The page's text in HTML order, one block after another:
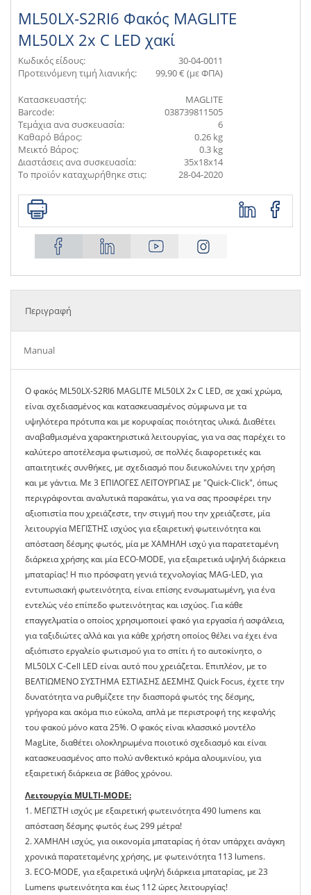
ML50LX-S2RI6 Φακός MAGLITE
ML50LX 2x C LED χακί
Κωδικός είδους:
30-04-0011
Προτεινόμενη τιμή λιανικής:
99,90 € (με ΦΠΑ)
Κατασκευαστής:
MAGLITE
Barcode:
038739811505
Τεμάχια ανα συσκευασία:
6
Καθαρό Βάρος:
0.26 kg
Μεικτό Βάρος:
0.3 kg
Διαστάσεις ανα συσκευασία:
35x18x14
Το προϊόν καταχωρήθηκε στις:
28-04-2020
Περιγραφή
Manual
O φακός ML50LX-S2RI6 MAGLITE ML50LX 2x C LED, σε χακί χρώμα,
είναι σχεδιασμένος και κατασκευασμένος σύμφωνα με τα
υψηλότερα πρότυπα και με κορυφαίας ποιότητας υλικά. Διαθέτει
αναβαθμισμένα χαρακτηριστικά λειτουργίας, για να σας παρέχει το
καλύτερο αποτέλεσμα φωτισμού, σε πολλές διαφορετικές και
απαιτητικές συνθήκες, με σχεδιασμό που διευκολύνει την χρήση
και με γάντια. Με 3 ΕΠΙΛΟΓΕΣ ΛΕΙΤΟΥΡΓΙΑΣ με "Quick-Click", όπως
περιγράφονται αναλυτικά παρακάτω, για να σας προσφέρει την
αξιοπιστία που χρειάζεστε, την στιγμή που την χρειάζεστε, μία
λειτουργία ΜΕΓΙΣΤΗΣ ισχύος για εξαιρετική φωτεινότητα και
απόσταση δέσμης φωτός, μία με ΧΑΜΗΛΗ ισχύ για παρατεταμένη
διάρκεια χρήσης και μία ECO-MODE, για εξαιρετικά υψηλή διάρκεια
μπαταρίας! Η πιο πρόσφατη γενιά τεχνολογίας MAG-LED, για
εντυπωσιακή φωτεινότητα, είναι επίσης ενσωματωμένη, για ένα
εντελώς νέο επίπεδο φωτεινότητας και ισχύος. Για κάθε
επαγγελματία ο οποίος χρησιμοποιεί φακό για εργασία ή ασφάλεια,
για ταξιδιώτες αλλά και για κάθε χρήστη οποίος θέλει να έχει ένα
αξιόπιστο εργαλείο φωτισμού για το σπίτι ή το αυτοκίνητο, ο
ML50LX C-Cell LED είναι αυτό που χρειάζεται. Επιπλέον, με το
ΒΕΛΤΙΩΜΕΝΟ ΣΥΣΤΗΜΑ ΕΣΤΙΑΣΗΣ ΔΕΣΜΗΣ Quick Focus, έχετε την
δυνατότητα να ρυθμίζετε την διασπορά φωτός της δέσμης,
γρήγορα και ακόμα πιο εύκολα, απλά με περιστροφή της κεφαλής
του φακού μόνο κατα 25%. Ο φακός είναι κλασσικό μοντέλο
MagLite, διαθέτει ολοκληρωμένα ποιοτικό σχεδιασμό και είναι
κατασκευασμένος απο πολύ ανθεκτικό κράμα αλουμινίου, για
εξαιρετική διάρκεια σε βάθος χρόνου.
Λειτουργία MULTI-MODE:
1. ΜΕΓΙΣΤΗ ισχύς με εξαιρετική φωτεινότητα 490 lumens και
απόσταση δέσμης φωτός έως 299 μέτρα!
2. ΧΑΜΗΛΗ ισχύς, για οικονομία μπαταρίας ή όταν υπάρχει ανάγκη
χρονικά παρατεταμένης χρήσης, με φωτεινότητα 113 lumens.
3. ECO-MODE, για εξαιρετικά υψηλή διάρκεια μπαταρίας, με 23
Lumens φωτεινότητα και έως 112 ώρες λειτουργίας!